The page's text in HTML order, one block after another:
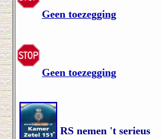
Geen toezegging
Geen toezegging
RS nemen 't serieus